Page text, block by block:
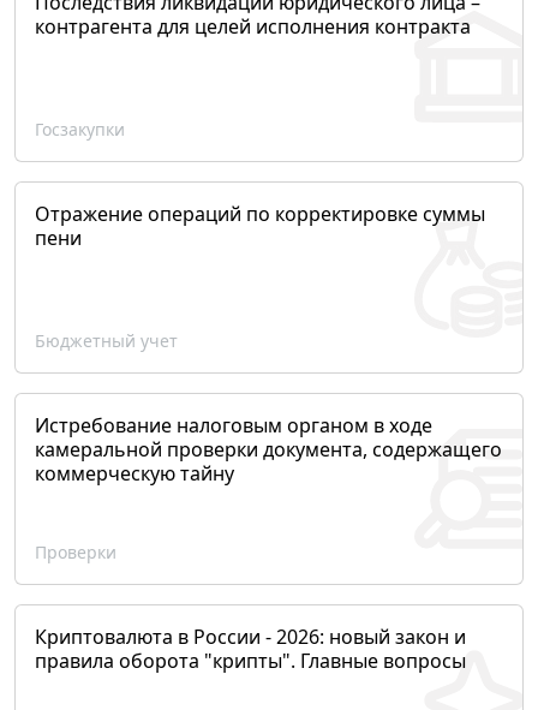
контрагента для целей исполнения контракта
Госзакупки
Отражение операций по корректировке суммы
пени
Бюджетный учет
Истребование налоговым органом в ходе
камеральной проверки документа, содержащего
коммерческую тайну
Проверки
Криптовалюта в России - 2026: новый закон и
правила оборота "крипты". Главные вопросы